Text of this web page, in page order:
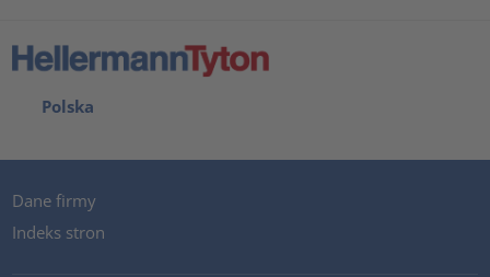
Polska
Dane firmy
Indeks stron